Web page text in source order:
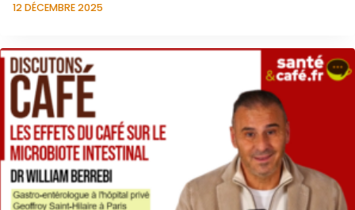
12 DÉCEMBRE 2025